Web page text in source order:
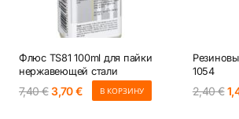
Флюс TS81 100ml для пайки
нержавеющей стали
7,40€Первоначальная
цена
3,70€Текущая
цена:
В КОРЗИНУ
1054
2,40€